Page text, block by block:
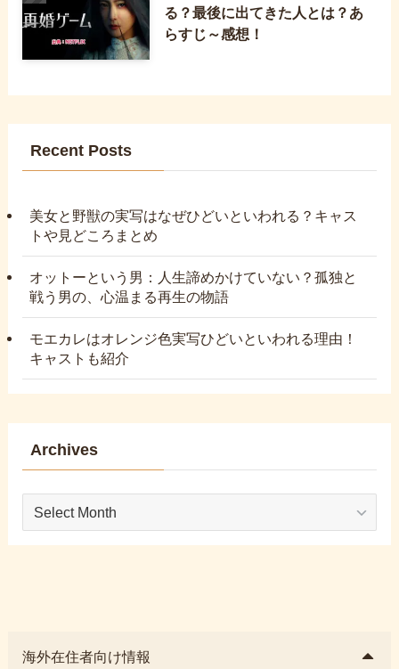
る？最後に出てきた人とは？あ
らすじ～感想！
Recent Posts
美女と野獣の実写はなぜひどいといわれる？キャス
トや見どころまとめ
オットーという男：人生諦めかけていない？孤独と
戦う男の、心温まる再生の物語
モエカレはオレンジ色実写ひどいといわれる理由！
キャストも紹介
Archives
Archives
海外在住者向け情報